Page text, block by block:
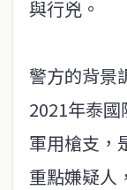
與行兇。
警方的背景
2021年泰
軍用槍支，
重點嫌疑人